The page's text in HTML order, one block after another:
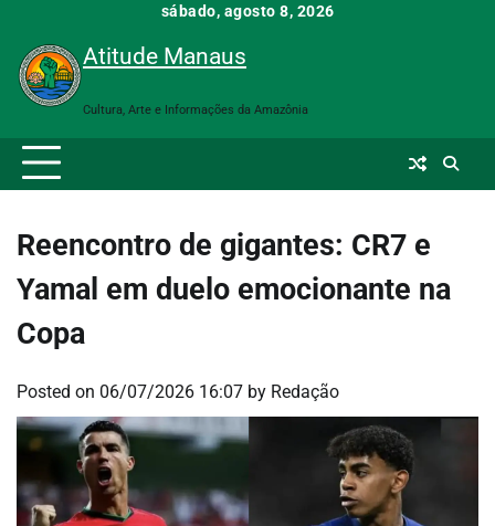
content
sábado, agosto 8, 2026
Atitude Manaus
Cultura, Arte e Informações da Amazônia
Reencontro de gigantes: CR7 e
Yamal em duelo emocionante na
Copa
Posted on 06/07/2026 16:07 by Redação